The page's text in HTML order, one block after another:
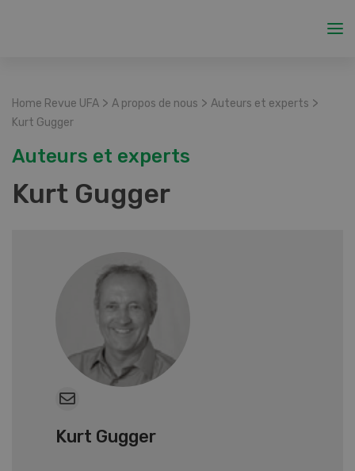
Home Revue UFA > A propos de nous > Auteurs et experts >
Kurt Gugger
Auteurs et experts
Kurt Gugger
Kurt Gugger